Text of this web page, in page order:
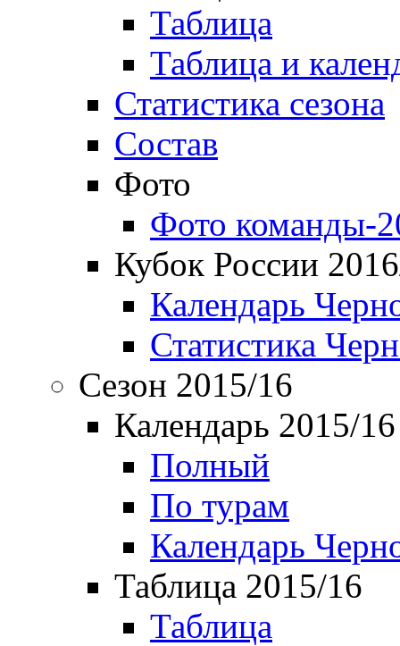
Таблица
Таблица и
Статистика сезона
Состав
Фото
Фото команды-
Кубок России
Календарь
Статистика
Сезон 2015/16
Календарь 2015/16
Полный
По турам
Календарь
Таблица 2015/16
Таблица